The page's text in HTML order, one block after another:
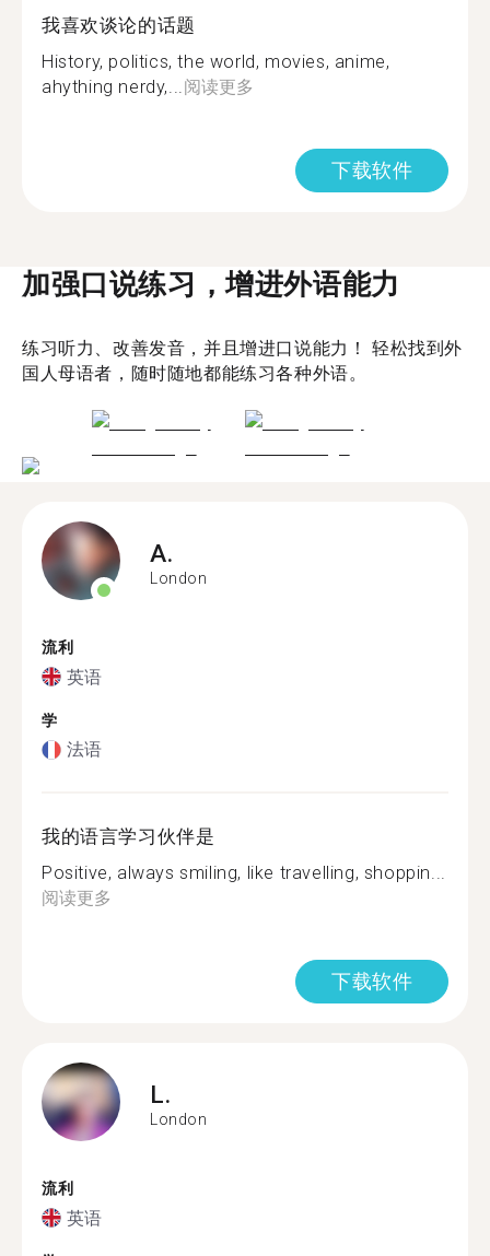
我喜欢谈论的话题
History, politics, the world, movies, anime,
ahything nerdy,... 阅读更多
下载软件
加强口说练习，增进外语能力
练习听力、改善发音，并且增进口说能力！ 轻松找到外
国人母语者，随时随地都能练习各种外语。
A.
London
流利
英语
学
法语
我的语言学习伙伴是
Positive, always smiling, like travelling, shoppin...
阅读更多
下载软件
L.
London
流利
英语